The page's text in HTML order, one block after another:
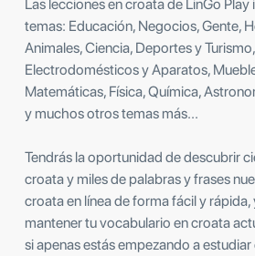
Las lecciones en croata de LinGo
temas: Educación, Negocios, Gente,
Animales, Ciencia, Deportes y
Electrodomésticos y Aparatos,
Matemáticas, Física, Química,
y muchos otros temas más...
Tendrás la oportunidad de descubrir
croata y miles de palabras y frases
croata en línea de forma fácil y
mantener tu vocabulario en croata
si apenas estás empezando a